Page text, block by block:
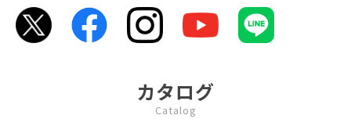
カタログ
Catalog